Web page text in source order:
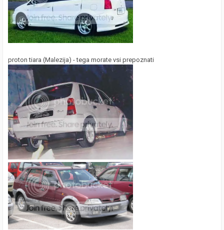
proton tiara (Malezija) - tega morate vsi prepoznati